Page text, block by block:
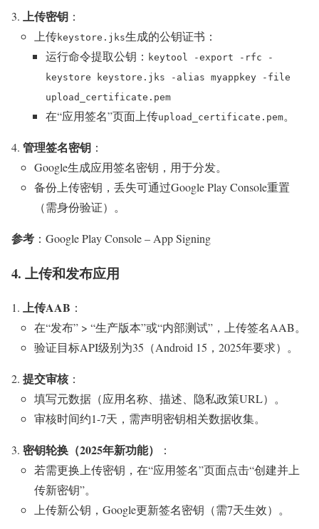
上传密钥 ：
上传keystore.jks生成的公钥证书：
运行命令提取公钥： keytool -export -rfc -
keystore keystore.jks -alias myappkey -file
upload_certificate.pem
在“应用签名”页面上传upload_certificate.pem。
管理签名密钥 ：
Google生成应用签名密钥，用于分发。
备份上传密钥，丢失可通过Google Play Console重置
（需身份验证）。
参考 ：Google Play Console – App Signing
4. 上传和发布应用
上传AAB ：
在“发布” > “生产版本”或“内部测试”，上传签名AAB。
验证目标API级别为35（Android 15，2025年要求）。
提交审核：
填写元数据（应用名称、描述、隐私政策URL）。
审核时间约1-7天，需声明密钥相关数据收集。
密钥轮换（2025年新功能）
：
若需更换上传密钥，在“应用签名”页面点击“创建并上
传新密钥”。
上传新公钥，Google更新签名密钥（需7天生效）。